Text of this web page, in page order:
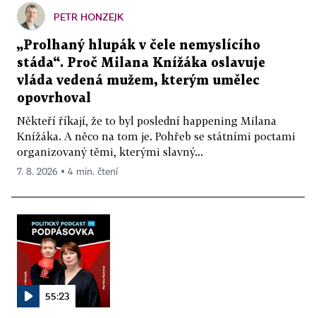
PETR HONZEJK
„Prolhaný hlupák v čele nemyslícího
stáda“. Proč Milana Knížáka oslavuje
vláda vedená mužem, kterým umělec
opovrhoval
Někteří říkají, že to byl poslední happening Milana
Knížáka. A něco na tom je. Pohřeb se státními poctami
organizovaný těmi, kterými slavný...
7. 8. 2026 ▪ 4 min. čtení
55:23